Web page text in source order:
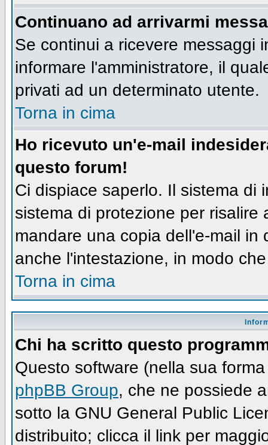
Continuano ad arrivarmi
Se continui a ricevere messaggi
informare l'amministratore, il
privati ad un determinato utente.
Torna in cima
Ho ricevuto un'e-mail
questo forum!
Ci dispiace saperlo. Il sistema di
sistema di protezione per
mandare una copia dell'e-mail
anche l'intestazione, in modo
Torna in cima
Chi ha scritto questo
Questo software (nella sua
phpBB Group, che ne possiede
sotto la GNU General Public
distribuito; clicca il link per